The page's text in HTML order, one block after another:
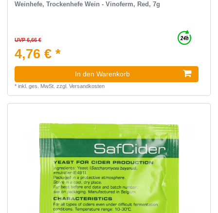
Weinhefe, Trockenhefe Wein - Vinoferm, Red, 7g
UVP 6,66 €
4,76 € *
In den Warenkorb
* inkl. ges. MwSt. zzgl. Versandkosten